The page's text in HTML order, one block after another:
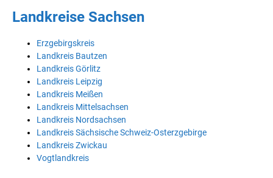
Landkreise Sachsen
Erzgebirgskreis
Landkreis Bautzen
Landkreis Görlitz
Landkreis Leipzig
Landkreis Meißen
Landkreis Mittelsachsen
Landkreis Nordsachsen
Landkreis Sächsische Schweiz-Osterzgebirge
Landkreis Zwickau
Vogtlandkreis